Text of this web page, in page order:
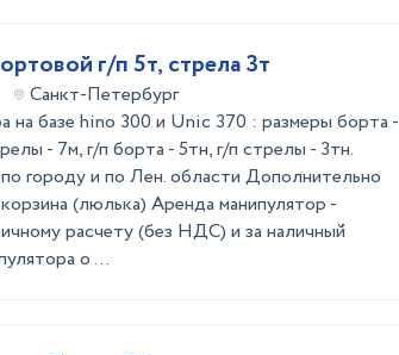
г/п 5т, стрела 3т
Санкт-Петербург
на базе hino 300 и Unic 370 : размеры борта -
- 7м, г/п борта - 5тн, г/п стрелы - 3тн.
городу и по Лен. области Дополнительно
(люлька) Аренда манипулятор -
расчету (без НДС) и за наличный
о ...